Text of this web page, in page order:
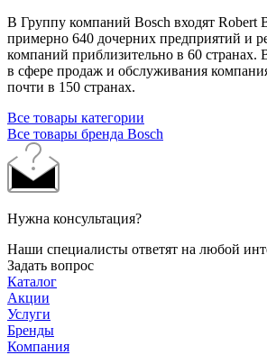
В Группу компаний Bosch входят Robert
примерно 640 дочерних предприятий и
компаний приблизительно в 60 странах.
в сфере продаж и обслуживания
почти в 150 странах.
Все товары категории
Все товары бренда Bosch
Нужна консультация?
Наши специалисты ответят на любой
Задать вопрос
Каталог
Акции
Услуги
Бренды
Компания